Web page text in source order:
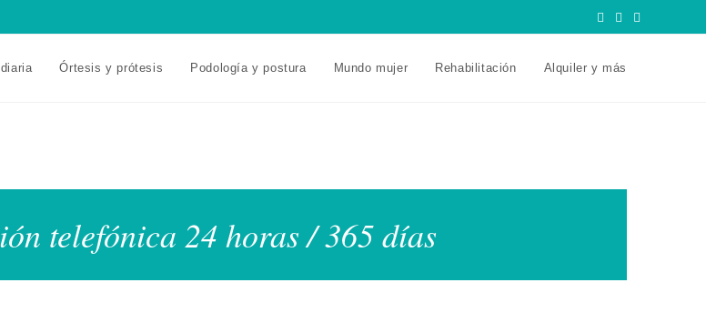
Órtesis y prótesis Podología y postura Mundo mujer Rehabilitación Alquiler y más
telefónica 24 horas / 365 días